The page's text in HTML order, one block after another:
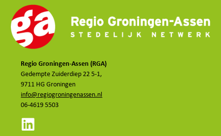
Regio Groningen-Assen (RGA)
Gedempte Zuiderdiep 22 5-1,
9711 HG Groningen
info@regiogroningenassen.nl
06-4619 5503